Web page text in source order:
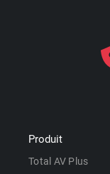
Produit
Total AV Plus